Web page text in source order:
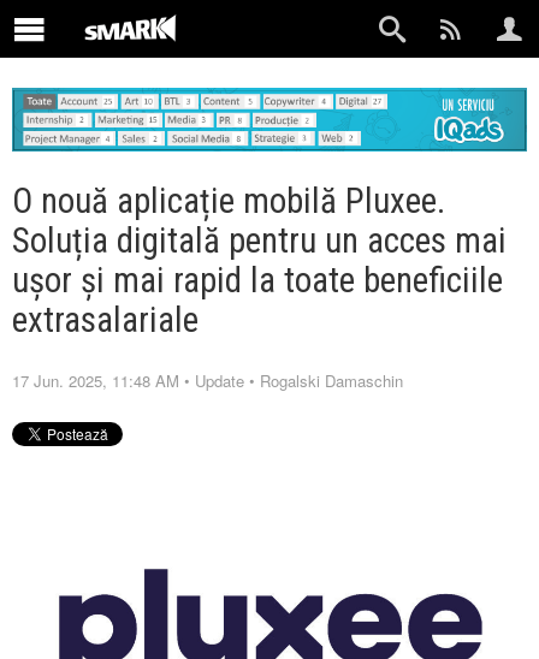
O nouă aplicație mobilă Pluxee.
Soluția digitală pentru un acces mai
ușor și mai rapid la toate beneficiile
extrasalariale
17 Jun. 2025, 11:48 AM • Update • Rogalski Damaschin